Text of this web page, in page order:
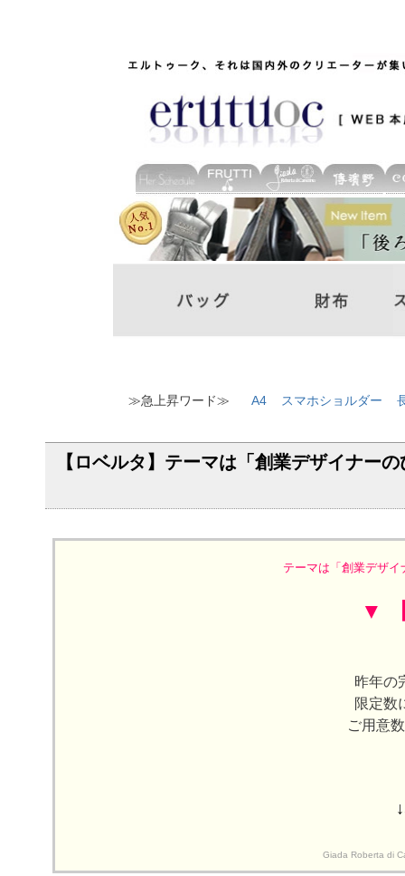
≫急上昇ワード≫ A4 スマホショルダー
【ロベルタ】テーマは「創業デザイナー
テーマは「創業デザ
▼
昨年の
限定数
ご用意
Giada Roberta di